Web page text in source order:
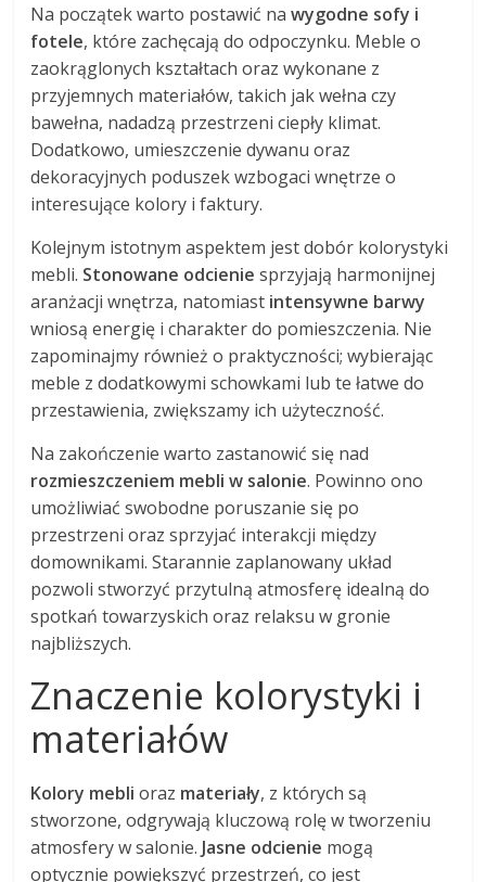
Na początek warto postawić nawygodne sofy i
fotele, które zachęcają do odpoczynku. Meble o
zaokrąglonych kształtach oraz wykonane z
przyjemnych materiałów, takich jak wełna czy
bawełna, nadadzą przestrzeni ciepły klimat.
Dodatkowo, umieszczenie dywanu oraz
dekoracyjnych poduszek wzbogaci wnętrze o
interesujące kolory i faktury.
Kolejnym istotnym aspektem jest dobór kolorystyki
mebli. Stonowane odcienie sprzyjają harmonijnej
aranżacji wnętrza, natomiast intensywne barwy
wniosą energię i charakter do pomieszczenia. Nie
zapominajmy również o praktyczności; wybierając
meble z dodatkowymi schowkami lub te łatwe do
przestawienia, zwiększamy ich użyteczność.
Na zakończenie warto zastanowić się nad
rozmieszczeniem mebli w salonie. Powinno ono
umożliwiać swobodne poruszanie się po
przestrzeni oraz sprzyjać interakcji między
domownikami. Starannie zaplanowany układ
pozwoli stworzyć przytulną atmosferę idealną do
spotkań towarzyskich oraz relaksu w gronie
najbliższych.
Znaczenie kolorystyki i
materiałów
Kolory mebli oraz materiały, z których są
stworzone, odgrywają kluczową rolę w tworzeniu
atmosfery w salonie. Jasne odcienie mogą
optycznie powiększyć przestrzeń, co jest